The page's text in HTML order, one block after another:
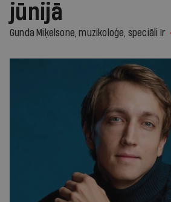
jūnijā
Gunda Miķelsone, muzikoloģe, speciāli Ir